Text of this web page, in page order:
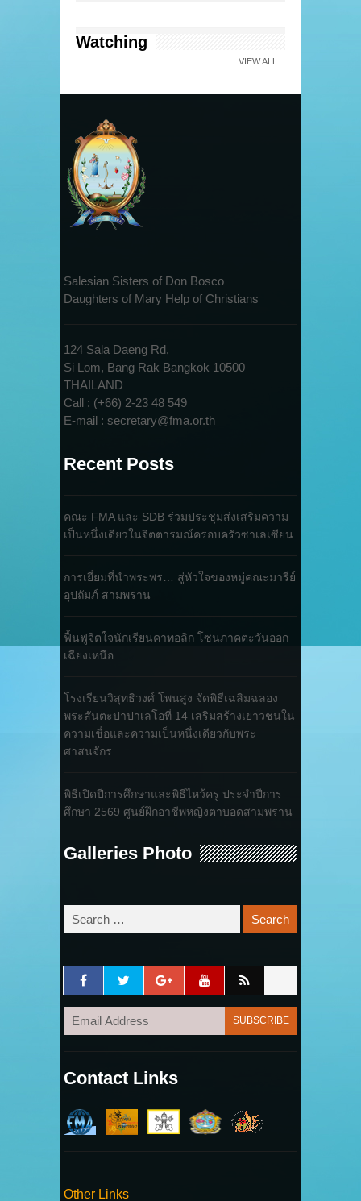
Watching
VIEW ALL
Salesian Sisters of Don Bosco
Daughters of Mary Help of Christians
124 Sala Daeng Rd,
Si Lom, Bang Rak Bangkok 10500
THAILAND
Call : (+66) 2-23 48 549
E-mail : secretary@fma.or.th
Recent Posts
คณะ FMA และ SDB ร่วมประชุมส่งเสริมความ
เป็นหนึ่งเดียวในจิตตารมณ์ครอบครัวซาเลเซียน
การเยี่ยมที่นำพระพร… สู่หัวใจของหมู่คณะมารีย์
อุปถัมภ์ สามพราน
ฟื้นฟูจิตใจนักเรียนคาทอลิก โซนภาคตะวันออก
เฉียงเหนือ
โรงเรียนวิสุทธิวงศ์ โพนสูง จัดพิธีเฉลิมฉลอง
พระสันตะปาปาเลโอที่ 14 เสริมสร้างเยาวชนใน
ความเชื่อและความเป็นหนึ่งเดียวกับพระ
ศาสนจักร
พิธีเปิดปีการศึกษาและพิธีไหว้ครู ประจำปีการ
ศึกษา 2569 ศูนย์ฝึกอาชีพหญิงตาบอดสามพราน
Galleries Photo
Contact Links
Other Links